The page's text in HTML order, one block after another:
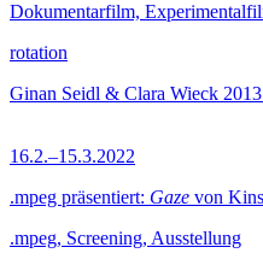
Dokumentarfilm,
rotation
Ginan Seidl & Clara Wieck 2013
16.2.–15.3.2022
.mpeg präsentiert: Gaze von
.mpeg, Screening, Ausstellung